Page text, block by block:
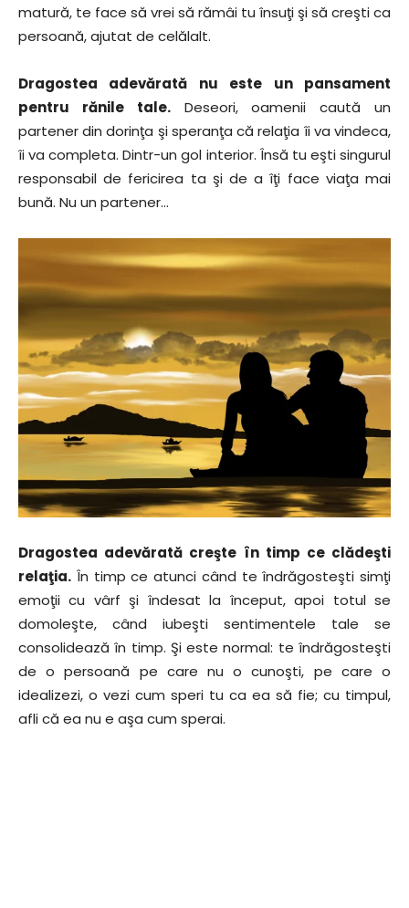
matură, te face să vrei să rămâi tu însuţi şi să creşti ca
persoană, ajutat de celălalt.
Dragostea adevărată nu este un pansament
pentru rănile tale.Deseori, oamenii caută un
partener din dorinţa şi speranţa că relaţia îi va vindeca,
îi va completa. Dintr-un gol interior. Însă tu eşti singurul
responsabil de fericirea ta şi de a îţi face viaţa mai
bună. Nu un partener…
Dragostea adevărată creşte în timp ce clădeşti
relaţia. În timp ce atunci când te îndrăgosteşti simţi
emoţii cu vârf şi îndesat la început, apoi totul se
domoleşte, când iubeşti sentimentele tale se
consolidează în timp. Şi este normal: te îndrăgosteşti
de o persoană pe care nu o cunoşti, pe care o
idealizezi, o vezi cum speri tu ca ea să fie; cu timpul,
afli că ea nu e aşa cum sperai.